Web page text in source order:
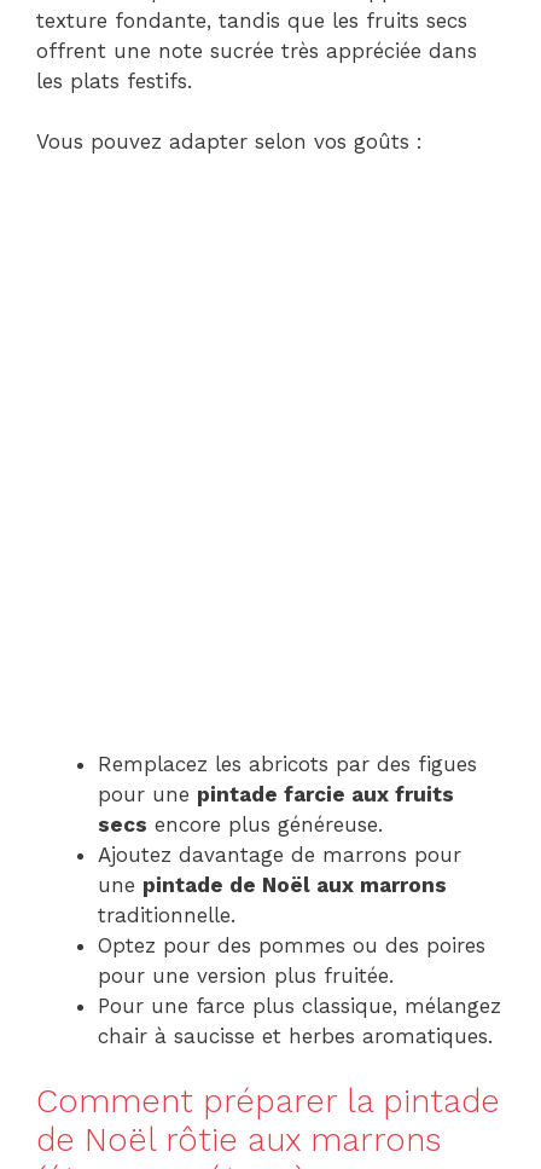
texture fondante, tandis que les fruits secs
offrent une note sucrée très appréciée dans
les plats festifs.
Vous pouvez adapter selon vos goûts :
Remplacez les abricots par des figues
pour une pintade farcie aux fruits
secs encore plus généreuse.
Ajoutez davantage de marrons pour
une pintade de Noël aux marrons
traditionnelle.
Optez pour des pommes ou des poires
pour une version plus fruitée.
Pour une farce plus classique, mélangez
chair à saucisse et herbes aromatiques.
Comment préparer la pintade
de Noël rôtie aux marrons